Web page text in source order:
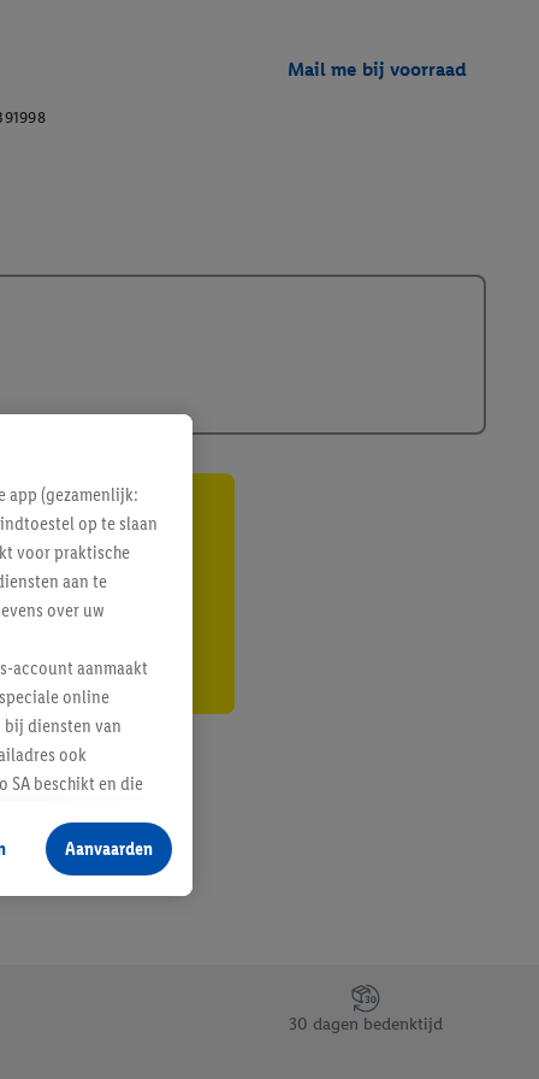
Mail me bij voorraad
30 dagen bedenktijd
app (gezamenlijk:
op te slaan
voor praktische
aan te
over uw
account aanmaakt
online
diensten van
ook
SA beschikt en die
producten waarin
voegen, maar het
als er met behulp
Door op
informatie,
Aanvaarden